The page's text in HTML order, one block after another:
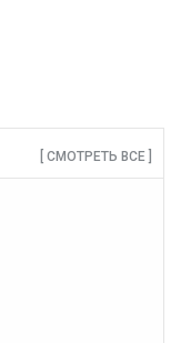
[ СМОТРЕТЬ ВСЕ ]